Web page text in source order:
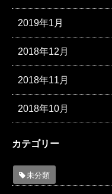
2019年1月
2018年12月
2018年11月
2018年10月
カテゴリー
未分類